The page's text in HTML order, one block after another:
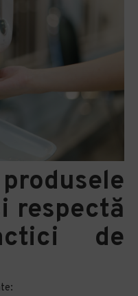
respectă
de